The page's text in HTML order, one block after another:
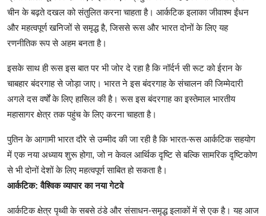
चीन के बढ़ते दखल को संतुलित करना चाहता है। आर्कटिक इलाका जीवाश्म ईंधन
और महत्वपूर्ण खनिजों से समृद्ध है, जिससे रूस और भारत दोनों के लिए यह
रणनीतिक रूप से अहम बनता है।
इसके साथ ही रूस इस बात पर भी जोर दे रहा है कि नॉर्दर्न सी रूट को ईरान के
चाबहार बंदरगाह से जोड़ा जाए। भारत ने इस बंदरगाह के संचालन की जिम्मेदारी
अगले दस वर्षों के लिए हासिल की है। रूस इस बंदरगाह का इस्तेमाल भारतीय
महासागर क्षेत्र तक पहुंच के लिए करना चाहता है।
पुतिन के आगामी भारत दौरे से उम्मीद की जा रही है कि भारत-रूस आर्कटिक सहयोग
में एक नया अध्याय शुरू होगा, जो न केवल आर्थिक दृष्टि से बल्कि सामरिक दृष्टिकोण
से भी दोनों देशों के लिए महत्वपूर्ण साबित हो सकता है।
आर्कटिक: वैश्विक व्यापार का नया गेटवे
आर्कटिक क्षेत्र पृथ्वी के सबसे ठंडे और संसाधन-समृद्ध इलाकों में से एक है। यह आज